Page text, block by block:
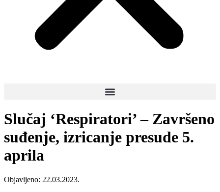
Slučaj ‘Respiratori’ – Završeno
suđenje, izricanje presude 5.
aprila
Objavljeno: 22.03.2023.